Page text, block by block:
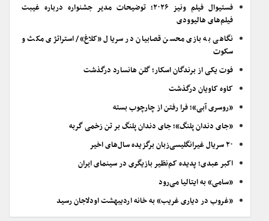
فستیوال فیلم ونیز ۲۰۲۶؛ توضیحات مدیر جشنواره درباره غیبت
فیلم‌های هالیوودی
نگاهی به بازی محسن قصابیان در سریال «کلاغ»/ استراتژی مکث و
سکوت
فوت یکی از برندگان اسکار؛ گلن هانسارد درگذشت
کاوه کاویان درگذشت
«روسری آبی»؛ فرا رفتن از چارچوب بسته
«جای دندان پلنگ»؛ جای دندان پلنگ بر تن زخمی گربه
۲۰ سریال غیرانگلیسی‌زبان برگزیده سال‌های اخیر
اکبر عبدی؛ پدیده کم‌نظیر بازیگری در سینمای ایران
«سامی» به ایتالیا می‌رود
«غروب در دیاری غریب» به خانه اردیبهشت اودلاجان رسید